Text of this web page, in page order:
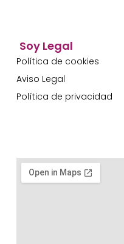
Soy Legal
Política de cookies
Aviso Legal
Política de privacidad